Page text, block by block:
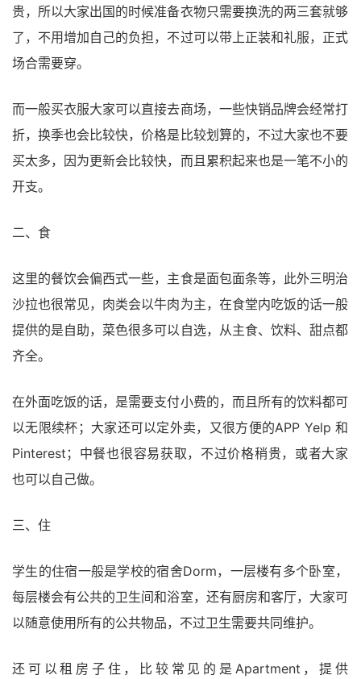
贵，所以大家出国的时候准备衣物只需要换洗的两三套就够
了，不用增加自己的负担，不过可以带上正装和礼服，正式
场合需要穿。
而一般买衣服大家可以直接去商场，一些快销品牌会经常打
折，换季也会比较快，价格是比较划算的，不过大家也不要
买太多，因为更新会比较快，而且累积起来也是一笔不小的
开支。
二、食
这里的餐饮会偏西式一些，主食是面包面条等，此外三明治
沙拉也很常见，肉类会以牛肉为主，在食堂内吃饭的话一般
提供的是自助，菜色很多可以自选，从主食、饮料、甜点都
齐全。
在外面吃饭的话，是需要支付小费的，而且所有的饮料都可
以无限续杯；大家还可以定外卖，又很方便的APP Yelp 和
Pinterest；中餐也很容易获取，不过价格稍贵，或者大家
也可以自己做。
三、住
学生的住宿一般是学校的宿舍Dorm，一层楼有多个卧室，
每层楼会有公共的卫生间和浴室，还有厨房和客厅，大家可
以随意使用所有的公共物品，不过卫生需要共同维护。
还可以租房子住，比较常见的是Apartment，提供